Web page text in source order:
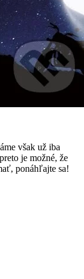
však už iba
je možné, že
ponáhľajte sa!